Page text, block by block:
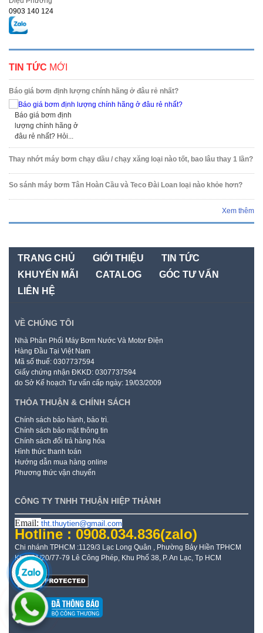
0903 140 124
TIN TỨC MỚI
Báo giá bơm định lượng chính hãng ở đâu rẻ nhất?
Báo giá bơm định
lượng chính hãng ở
đâu rẻ nhất? Hỏi...
Thay nhớt máy bơm chạy dầu / chạy xăng loại nào tốt, bao lâu thay 1 lần?
So sánh máy bơm Tân Hoàn Cầu và Teco Đài Loan loại nào khỏe hơn?
Xem thêm
TRANG CHỦ GIỚI THIỆU
TIN TỨC
KHUYẾN MÃI
CATALOG
GÓC TƯ VẤN
LIÊN HỆ
VỀ CHÚNG TÔI
Nhà Phân Phối Máy Bơm Nước Và Motor Điện
Hàng Đầu Tại Việt Nam
Mã số thuế: 0307737594
Giấy chứng nhận ĐKKD: 0307737594
do Sở Kế hoạch Tư vấn cấp ngày: 19/03/2009
THỎA THUẬN & CHÍNH SÁCH
Chính sách bảo hành, bảo trì.
Chính sách bảo mật thông tin
Chính sách đổi trả hàng hóa
Hình thức thanh toán
Hướng dẫn mua hàng online
Phương thức vận chuyển
CÔNG TY TNHH THUẬN HIỆP THÀNH
Email: tht.thuytien@gmail.com
Hotline : 0908.034.836(zalo)
Chi nhánh TPHCM :1129/3 Lạc Long Quân , Phường Bảy Hiền TPHCM
Kho: 21/20/77-79 Lê Công Phép, Khu Phố 38, P. An Lạc, Tp HCM